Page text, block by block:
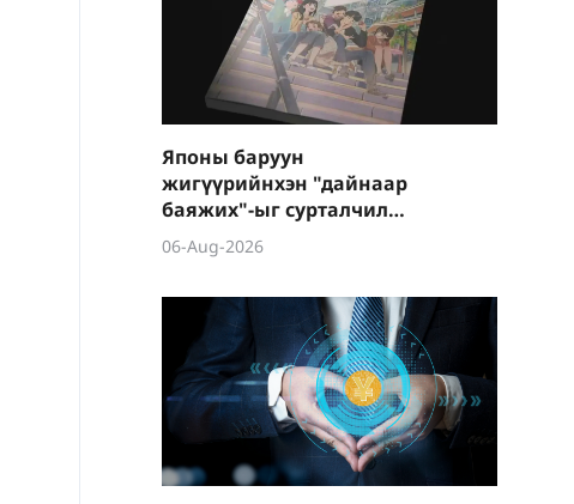
Японы баруун
жигүүрийнхэн "дайнаар
баяжих"-ыг сурталчилж
байна
06-Aug-2026